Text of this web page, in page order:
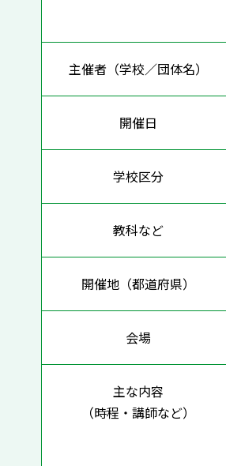
主催者（学校／団体名）
開催日
学校区分
教科など
開催地（都道府県）
会場
主な内容
（時程・講師など）